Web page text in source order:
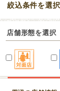
絞込条件を選
店舗形態を選択